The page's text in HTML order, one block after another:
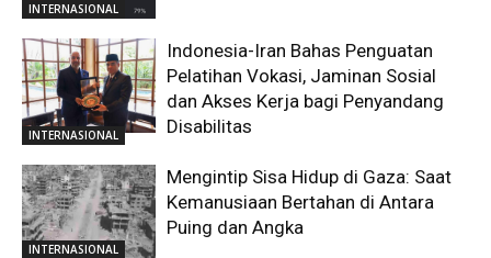
INTERNASIONAL
INTERNASIONAL
Indonesia-Iran Bahas Penguatan
Pelatihan Vokasi, Jaminan Sosial
dan Akses Kerja bagi Penyandang
Disabilitas
INTERNASIONAL
Mengintip Sisa Hidup di Gaza: Saat
Kemanusiaan Bertahan di Antara
Puing dan Angka